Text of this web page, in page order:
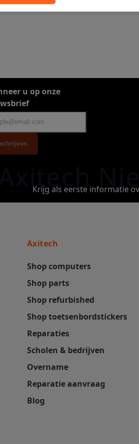
Krijg als eerste informatie
u op onze
Axitech
Shop computers
Shop parts
Shop refurbished
Shop toetsenbordstickers
Reparaties
Scholen & bedrijven
Overname
Reparatie aanvraag
Blog